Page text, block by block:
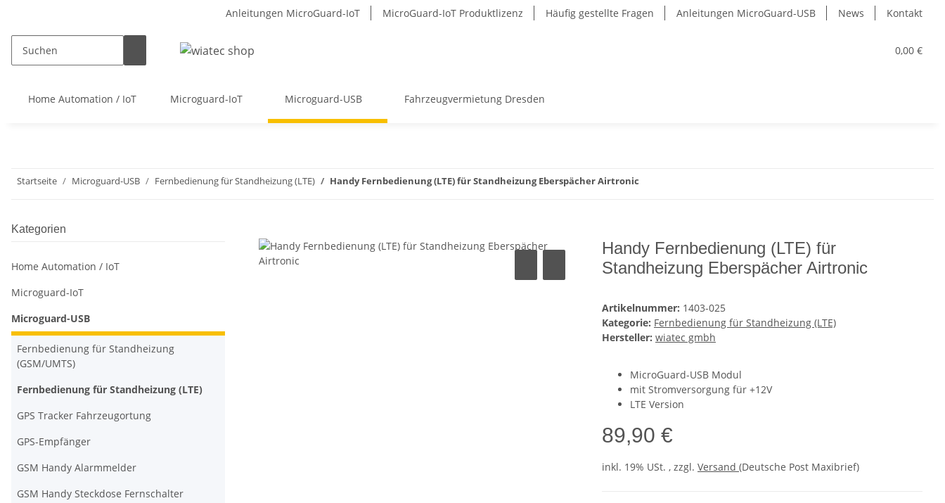
Anleitungen MicroGuard-IoT MicroGuard-IoT Produktlizenz Häufig gestellte Fragen Anleitungen MicroGuard-USB News Kontakt
0,00 €
Home Automation / IoT Microguard-IoT Microguard-USB Fahrzeugvermietung Dresden
Startseite Microguard-USB Fernbedienung für Standheizung (LTE) Handy Fernbedienung (LTE) für Standheizung Eberspächer Airtronic
Handy Fernbedienung (LTE) für
Standheizung Eberspächer Airtronic
Artikelnummer: 1403-025
Kategorie: Fernbedienung für Standheizung (LTE)
Hersteller: wiatec gmbh
MicroGuard-USB Modul
mit Stromversorgung für +12V
LTE Version
89,90 €
inkl. 19% USt. , zzgl. Versand (Deutsche Post Maxibrief)
Kategorien
Home Automation / IoT
Microguard-IoT
Microguard-USB
Fernbedienung für Standheizung
(GSM/UMTS)
Fernbedienung für Standheizung (LTE)
GPS Tracker Fahrzeugortung
GPS-Empfänger
GSM Handy Alarmmelder
GSM Handy Steckdose Fernschalter